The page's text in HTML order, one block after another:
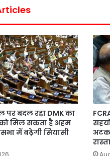
पर बदल रहा DMK का
मिल सकता है अहम
में बढ़ेगी सियासी
अटक